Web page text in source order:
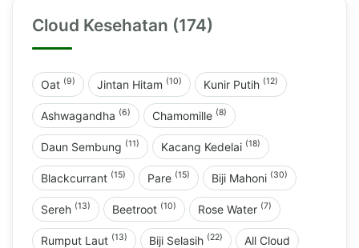
Cloud Kesehatan (174)
Oat (9) Jintan Hitam (10) Kunir Putih (12)
Ashwagandha (6) Chamomille (8)
Daun Sembung (11) Kacang Kedelai (18)
Blackcurrant (15) Pare (15) Biji Mahoni (30)
Sereh (13) Beetroot (10) Rose Water (7)
Rumput Laut (13) Biji Selasih (22) All Cloud